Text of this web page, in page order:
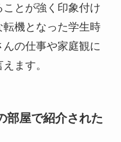
とが強く印象付け
転機となった学生時
の仕事や家庭観に
ます。
部屋で紹介された